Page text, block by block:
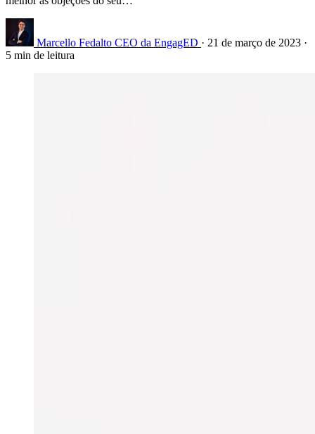
Marcello Fedalto CEO da EngagED · 21 de março de 2023 ·
5 min de leitura